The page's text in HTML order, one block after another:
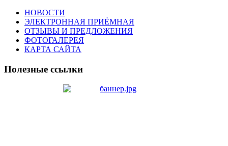
НОВОСТИ
ЭЛЕКТРОННАЯ ПРИЁМНАЯ
ОТЗЫВЫ И ПРЕДЛОЖЕНИЯ
ФОТОГАЛЕРЕЯ
КАРТА САЙТА
Полезные ссылки